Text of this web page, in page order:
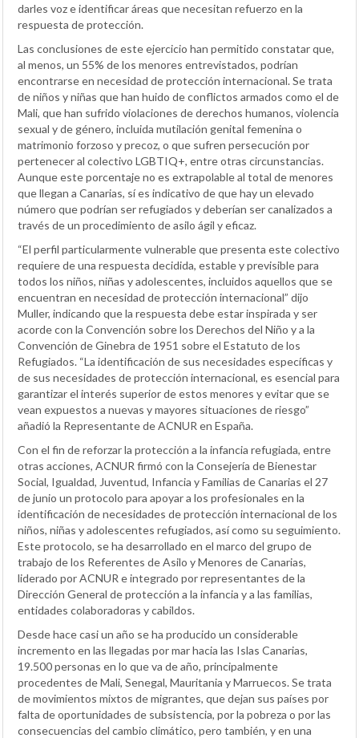
darles voz e identificar áreas que necesitan refuerzo en la
respuesta de protección.
Las conclusiones de este ejercicio han permitido constatar que,
al menos, un 55% de los menores entrevistados, podrían
encontrarse en necesidad de protección internacional. Se trata
de niños y niñas que han huido de conflictos armados como el de
Mali, que han sufrido violaciones de derechos humanos, violencia
sexual y de género, incluida mutilación genital femenina o
matrimonio forzoso y precoz, o que sufren persecución por
pertenecer al colectivo LGBTIQ+, entre otras circunstancias.
Aunque este porcentaje no es extrapolable al total de menores
que llegan a Canarias, sí es indicativo de que hay un elevado
número que podrían ser refugiados y deberían ser canalizados a
través de un procedimiento de asilo ágil y eficaz.
“El perfil particularmente vulnerable que presenta este colectivo
requiere de una respuesta decidida, estable y previsible para
todos los niños, niñas y adolescentes, incluidos aquellos que se
encuentran en necesidad de protección internacional” dijo
Muller, indicando que la respuesta debe estar inspirada y ser
acorde con la Convención sobre los Derechos del Niño y a la
Convención de Ginebra de 1951 sobre el Estatuto de los
Refugiados. “La identificación de sus necesidades específicas y
de sus necesidades de protección internacional, es esencial para
garantizar el interés superior de estos menores y evitar que se
vean expuestos a nuevas y mayores situaciones de riesgo”
añadió la Representante de ACNUR en España.
Con el fin de reforzar la protección a la infancia refugiada, entre
otras acciones, ACNUR firmó con la Consejería de Bienestar
Social, Igualdad, Juventud, Infancia y Familias de Canarias el 27
de junio un protocolo para apoyar a los profesionales en la
identificación de necesidades de protección internacional de los
niños, niñas y adolescentes refugiados, así como su seguimiento.
Este protocolo, se ha desarrollado en el marco del grupo de
trabajo de los Referentes de Asilo y Menores de Canarias,
liderado por ACNUR e integrado por representantes de la
Dirección General de protección a la infancia y a las familias,
entidades colaboradoras y cabildos.
Desde hace casi un año se ha producido un considerable
incremento en las llegadas por mar hacia las Islas Canarias,
19.500 personas en lo que va de año, principalmente
procedentes de Mali, Senegal, Mauritania y Marruecos. Se trata
de movimientos mixtos de migrantes, que dejan sus países por
falta de oportunidades de subsistencia, por la pobreza o por las
consecuencias del cambio climático, pero también, y en una